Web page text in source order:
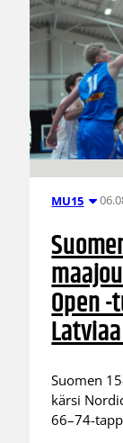
MU15
Open
Suomen
kärsi
66–74-